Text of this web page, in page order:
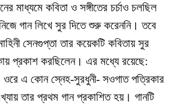
মাধ্যমে কবিতা ও সঙ্গীতের চর্চাও চলছিল
গান লিখে সুর দিতে শুরু করেননি। তবে
সেনগুপ্তা তার কয়েকটি কবিতায় সুর
প্রকাশ করছিলেন। এর মধ্যে রয়েছে:
ওরে এ কোন স্নেহ-সুরধুনী- সওগাত পত্রিকার
তার প্রথম গান প্রকাশিত হয়। গানটি